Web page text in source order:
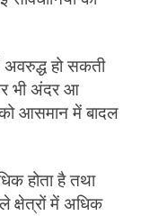
हो सकती
भी अंदर आ
आसमान में बादल
होता है तथा
क्षेत्रों में अधिक